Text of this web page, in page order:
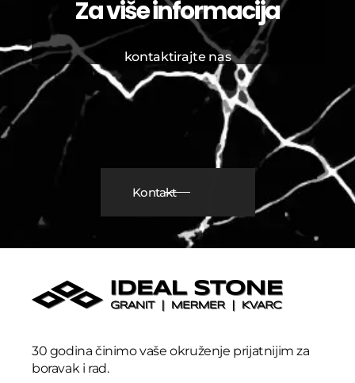
Za više informacija
kontaktirajte nas
Kontakt
30 godina činimo vaše okruženje prijatnijim za
boravak i rad.